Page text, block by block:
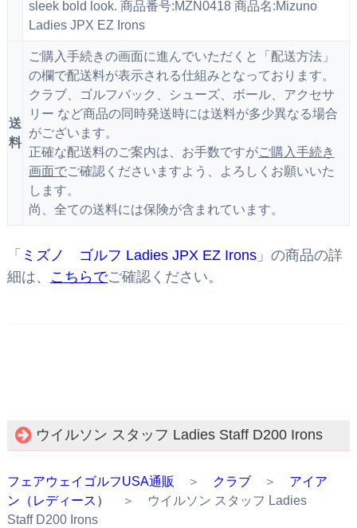
sleek bold look. 商品番号:MZN0418 商品名:Mizuno
Ladies JPX EZ Irons
送
料
ご購入手続きの画面に進んでいただくと「配送方法」
の欄で配送料が表示される仕組みとなっております。
クラブ、ゴルフバック、シューズ、ボール、アクセサ
リー など商品の同時発送時には送料が多少異なる場合
がございます。
正確な配送料のご案内は、お手数ですがご購入手続き
画面でご確認くださいますよう、よろしくお願いいた
します。
尚、全ての送料には保険が含まれています。
「 ミズノ ゴルフ Ladies JPX EZ Irons」の商品の詳
細は、
こちらでご確認ください。
ウイルソン スタッフ Ladies Staff D200 Irons
フェアウェイゴルフUSA通販 ＞ クラブ＞ アイア
ン（レディース）
＞ ウイルソン スタッフ Ladies
Staff D200 Irons